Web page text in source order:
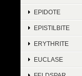
EPIDOTE
EPISTILBITE
ERYTHRITE
EUCLASE